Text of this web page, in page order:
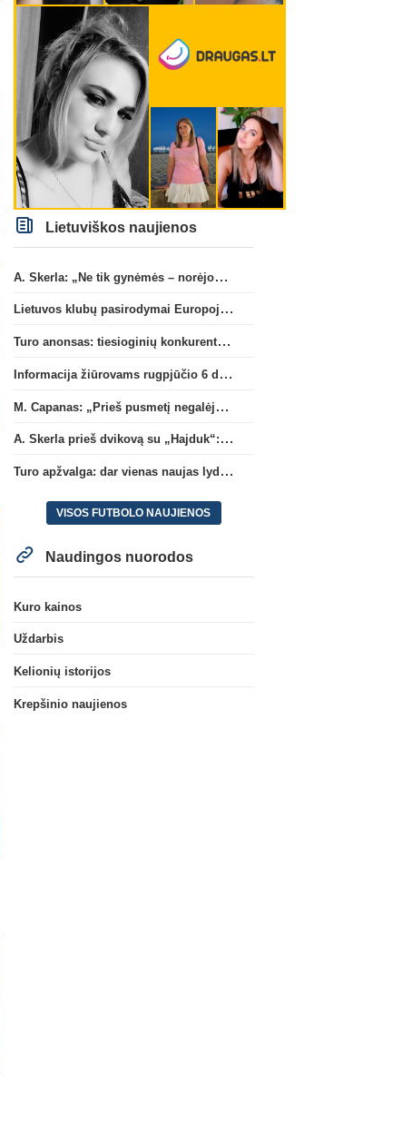
Lietuviškos naujienos
A. Skerla: „Ne tik gynėmės – norėjome atakuoti“
Lietuvos klubų pasirodymai Europoje: patirti pralaimėjimai Kroatijos atstovams
Turo anonsas: tiesioginių konkurentų dvikova Gargžduose
Informacija žiūrovams rugpjūčio 6 d. UEFA rungtynėms
M. Capanas: „Prieš pusmetį negalėjau net įsivaizduoti, kad žaisime prieš „Hajduk“
A. Skerla prieš dvikovą su „Hajduk“: „Tai kito kalibro komanda“
Turo apžvalga: dar vienas naujas lyderis
VISOS FUTBOLO NAUJIENOS
Naudingos nuorodos
Kuro kainos
Uždarbis
Kelionių istorijos
Krepšinio naujienos